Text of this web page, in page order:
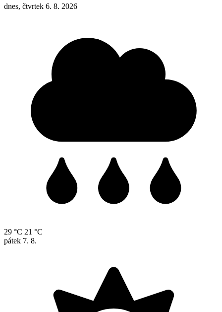
dnes, čtvrtek 6. 8. 2026
29 °C 21 °C
pátek 7. 8.